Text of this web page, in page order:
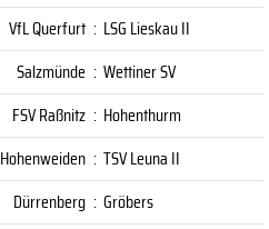
VfL Querfurt : LSG Lieskau II
Salzmünde : Wettiner SV
FSV Raßnitz : Hohenthurm
Hohenweiden : TSV Leuna II
Dürrenberg : Gröbers